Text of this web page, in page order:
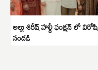
అల్లు శిరీష్ హల్దీ ఫంక్షన్ లో విరోషి
సందడి